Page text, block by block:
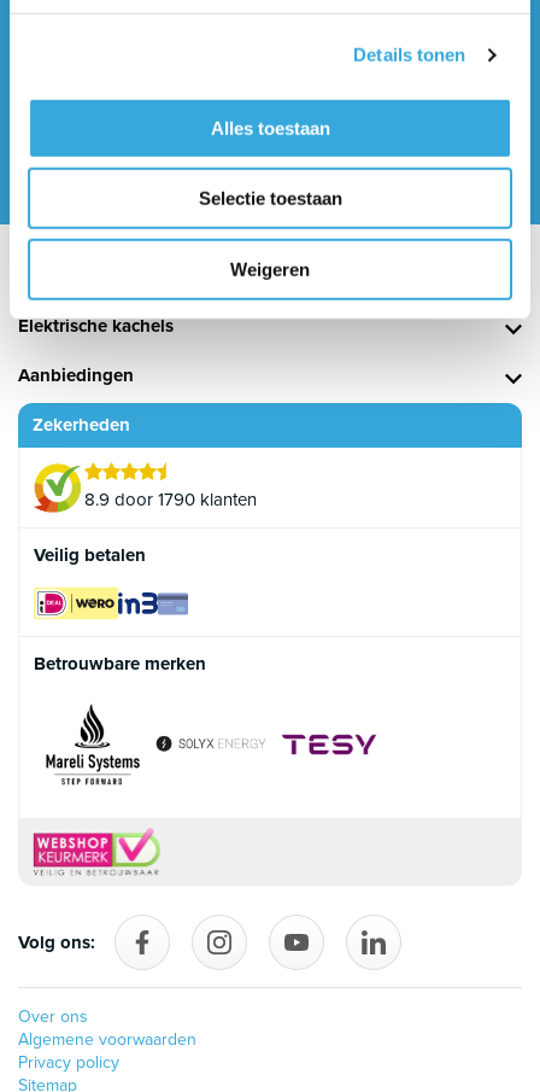
Details tonen
Alles toestaan
Selectie toestaan
Weigeren
033 - 2002551 info@boilergarant.nl
Boilers
Elektrische kachels
Aanbiedingen
Zekerheden
8.9 door 1790 klanten
Veilig betalen
Betrouwbare merken
Volg ons: Volg ons op Facebook
follow_us_on_instagram
Volg ons op YouTube
Over ons
Algemene voorwaarden
Privacy policy
Sitemap